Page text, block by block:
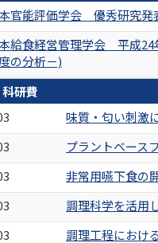
官能評価学会 優秀研究発
給食経営管理学会 平成24
の分析－)
研費
味質・匂い刺激
プラントベース
非常用嚥下食の
調理科学を活用
調理工程におけ